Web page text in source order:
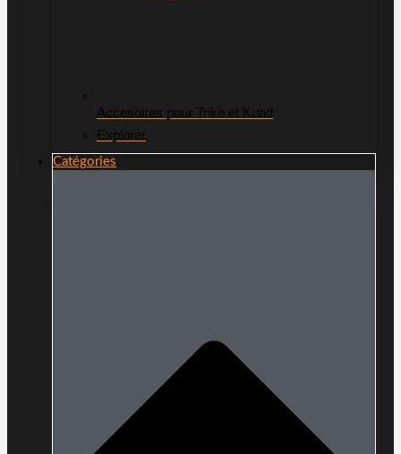
Accesoires pour Trike et Kuad
Explorer
Catégories